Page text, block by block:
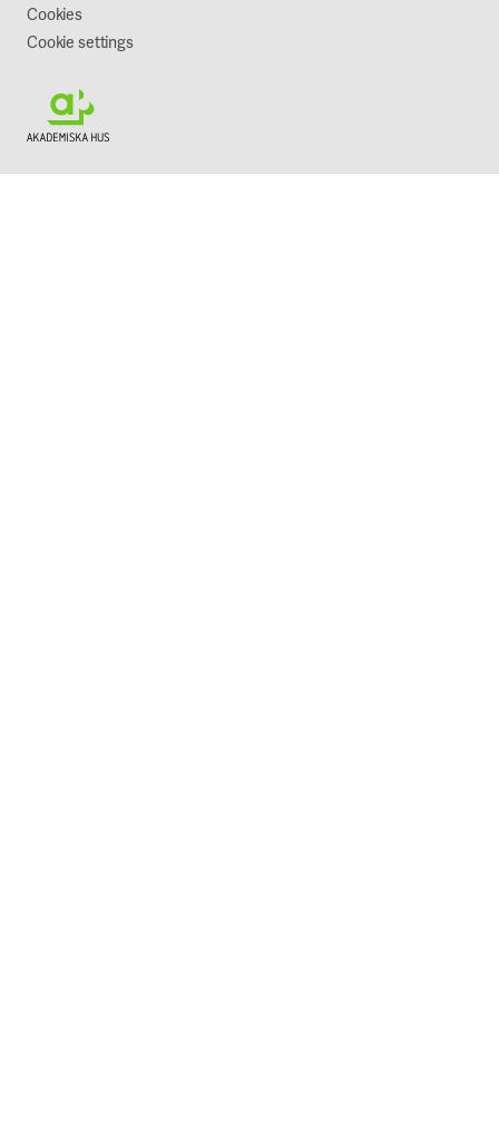
Cookies
Cookie settings